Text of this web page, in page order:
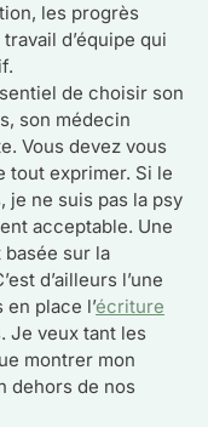
les progrès
d’équipe qui
de choisir son
son médecin
Vous devez vous
tout exprimer. Si le
je ne suis pas la psy
acceptable. Une
sur la
d’ailleurs l’une
place l’écriture
Je veux tant les
montrer mon
dehors de nos